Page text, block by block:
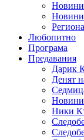
Новини
Новини
Любопитно
Програма
Предавания
Дарик
Денят
Ники